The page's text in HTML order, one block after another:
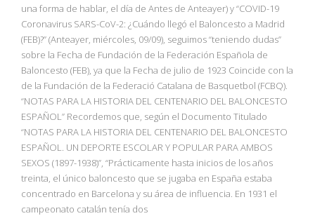
una forma de hablar, el día de Antes de Anteayer) y “COVID-19
Coronavirus SARS-CoV-2: ¿Cuándo llegó el Baloncesto a Madrid
(FEB)?” (Anteayer, miércoles, 09/09), seguimos “teniendo dudas”
sobre la Fecha de Fundación de la Federación Española de
Baloncesto (FEB), ya que la Fecha de julio de 1923 Coincide con la
de la Fundación de la Federació Catalana de Basquetbol (FCBQ).
“NOTAS PARA LA HISTORIA DEL CENTENARIO DEL BALONCESTO
ESPAÑOL” Recordemos que, según el Documento Titulado
“NOTAS PARA LA HISTORIA DEL CENTENARIO DEL BALONCESTO
ESPAÑOL. UN DEPORTE ESCOLAR Y POPULAR PARA AMBOS
SEXOS (1897-1938)”, “Prácticamente hasta inicios de los años
treinta, el único baloncesto que se jugaba en España estaba
concentrado en Barcelona y su área de influencia. En 1931 el
campeonato catalán tenía dos